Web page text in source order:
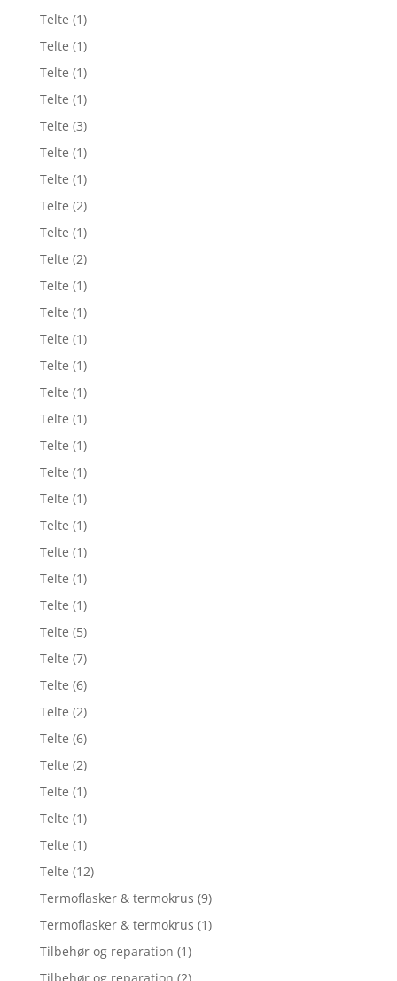
Telte (1)
Telte (1)
Telte (1)
Telte (1)
Telte (3)
Telte (1)
Telte (1)
Telte (2)
Telte (1)
Telte (2)
Telte (1)
Telte (1)
Telte (1)
Telte (1)
Telte (1)
Telte (1)
Telte (1)
Telte (1)
Telte (1)
Telte (1)
Telte (1)
Telte (1)
Telte (1)
Telte (5)
Telte (7)
Telte (6)
Telte (2)
Telte (6)
Telte (2)
Telte (1)
Telte (1)
Telte (1)
Telte (12)
Termoflasker & termokrus (9)
Termoflasker & termokrus (1)
Tilbehør og reparation (1)